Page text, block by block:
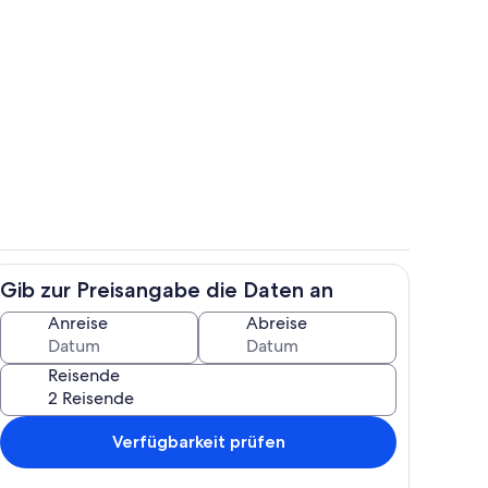
Eigene Küche
Gib zur Preisangabe die Daten an
Anreise Abreise
Reisende
Verfügbarkeit prüfen